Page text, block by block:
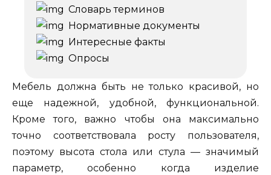
Словарь терминов
Нормативные документы
Интересные факты
Опросы
Мебель должна быть не только красивой, но
еще надежной, удобной, функциональной.
Кроме того, важно чтобы она максимально
точно соответствовала росту пользователя,
поэтому высота стола или стула — значимый
параметр, особенно когда изделие